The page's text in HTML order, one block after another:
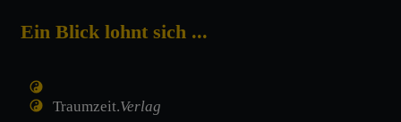
Ein Blick lohnt sich ...
Traumzeit.Verlag